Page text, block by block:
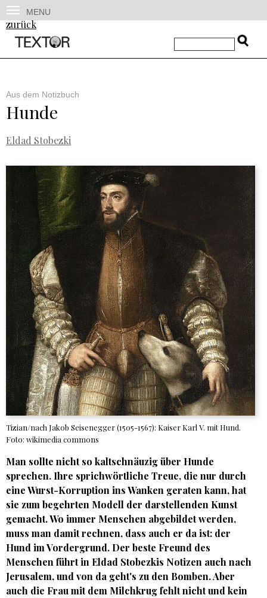
MENU
zurück
Aus dem Notizbuch
Hunde
Eldad Stobezki
Tizian/nach Jakob Seisenegger (1505-1567): Kaiser Karl V. mit Hund.
Foto: wikimedia commons
Man sollte nicht so kaltschnäuzig über Hunde
sprechen. Ihre sprichwörtliche Treue, die nur durch
eine Wurst-Korruption ins Wanken geraten kann, hat
sie zum begehrten Modell der darstellenden Kunst
gemacht. Wo immer Menschen abgebildet werden,
muss man damit rechnen, dass auch er da ist: der
Hund im Vordergrund. Der beste Freund des
Menschen führt in Eldad Stobezkis Notizen auch nach
Jerusalem, und von da geht's zu den Bomben. Aber
auch die Frau mit dem Milchkrug fehlt nicht und kein